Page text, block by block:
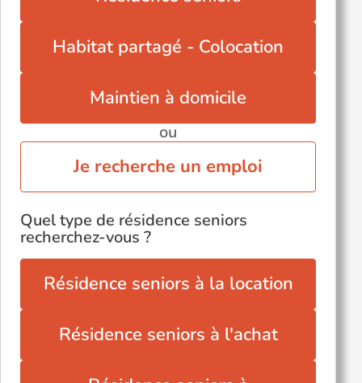
Habitat partagé - Colocation
Maintien à domicile
ou
Je recherche un emploi
Quel type de résidence seniors
recherchez-vous ?
Résidence seniors à la location
Résidence seniors à l'achat